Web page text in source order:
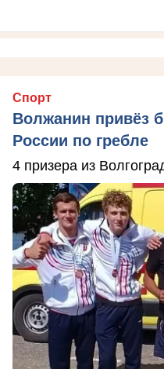
Спорт
Волжанин привёз
России по гребле
4 призера из